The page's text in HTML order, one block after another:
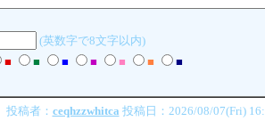
(英数字で8文字以内)
■ ■ ■ ■ ■ ■ ■
投稿者： ceqhzzwhitca 投稿日：2026/08/07(Fri)